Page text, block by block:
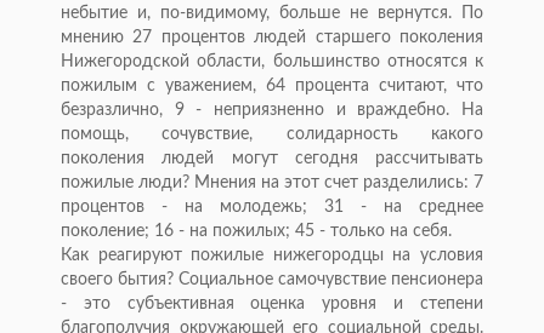
небытие и, по-видимому, больше не вернутся. По
мнению 27 процентов людей старшего поколения
Нижегородской области, большинство относятся к
пожилым с уважением, 64 процента считают, что
безразлично, 9 - неприязненно и враждебно. На
помощь, сочувствие, солидарность какого
поколения людей могут сегодня рассчитывать
пожилые люди? Мнения на этот счет разделились: 7
процентов - на молодежь; 31 - на среднее
поколение; 16 - на пожилых; 45 - только на себя.
Как реагируют пожилые нижегородцы на условия
своего бытия? Социальное самочувствие пенсионера
- это субъективная оценка уровня и степени
благополучия окружающей его социальной среды.